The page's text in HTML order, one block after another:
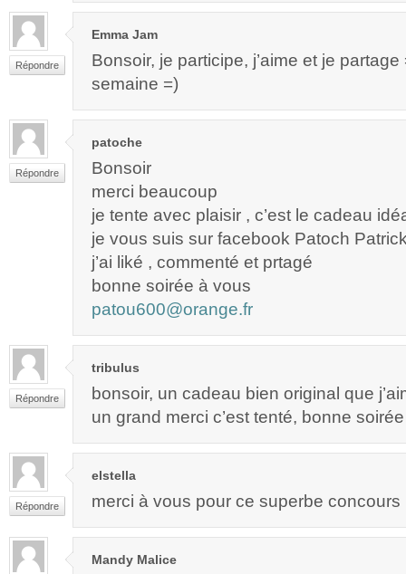
Répondre
Emma Jam
Bonsoir, je participe, j’aime et je
semaine =)
Répondre
patoche
Bonsoir
merci beaucoup
je tente avec plaisir , c’est le cadeau
je vous suis sur facebook Patoch
j’ai liké , commenté et prtagé
bonne soirée à vous
patou600@orange.fr
Répondre
tribulus
bonsoir, un cadeau bien original que
un grand merci c’est tenté, bonne soirée
Répondre
elstella
merci à vous pour ce superbe concours
Mandy Malice